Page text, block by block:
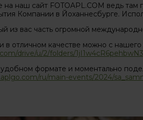
на наш сайт FOTOAPL.COM ведь там
Компании в Йоханнесбурге.
из вас часть огромной
в отличном качестве можно с
drive/u/2/folders/
формате и моментально
ru/main-events/2024/